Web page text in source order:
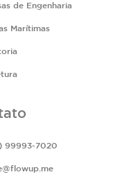
de Engenharia
Marítimas
99993-7020